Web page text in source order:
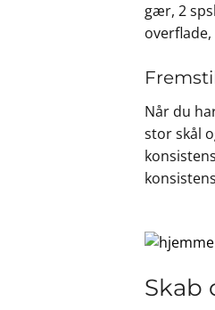
gær, 2
Når du
stor skål
Skab